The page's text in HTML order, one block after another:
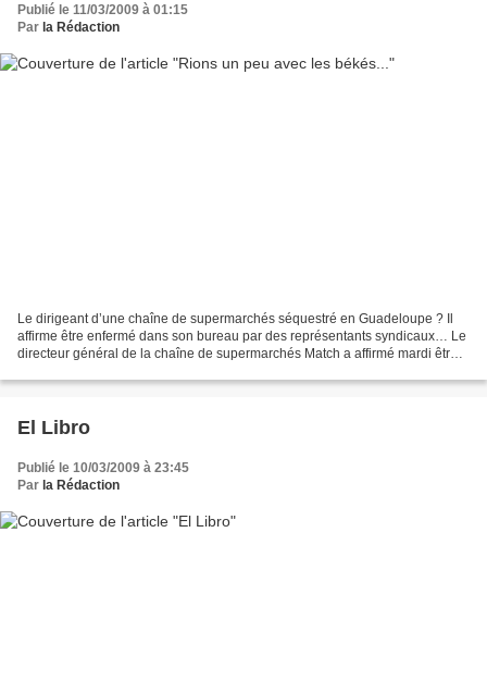
Publié le 11/03/2009 à 01:15
Par la Rédaction
Le dirigeant d’une chaîne de supermarchés séquestré en Guadeloupe ? Il
affirme être enfermé dans son bureau par des représentants syndicaux… Le
directeur général de la chaîne de supermarchés Match a affirmé mardi être
El Libro
Publié le 10/03/2009 à 23:45
Par la Rédaction